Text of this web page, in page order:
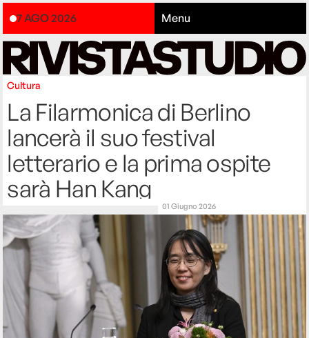
7 AGO 2026 Menu
Cultura
La Filarmonica di Berlino
lancerà il suo festival
letterario e la prima ospite
sarà Han Kang
01 Giugno 2026